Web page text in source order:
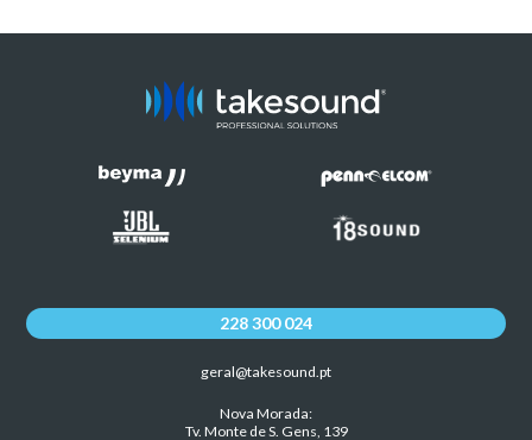
228 300 024
geral@takesound.pt
Nova Morada:
Tv. Monte de S. Gens, 139